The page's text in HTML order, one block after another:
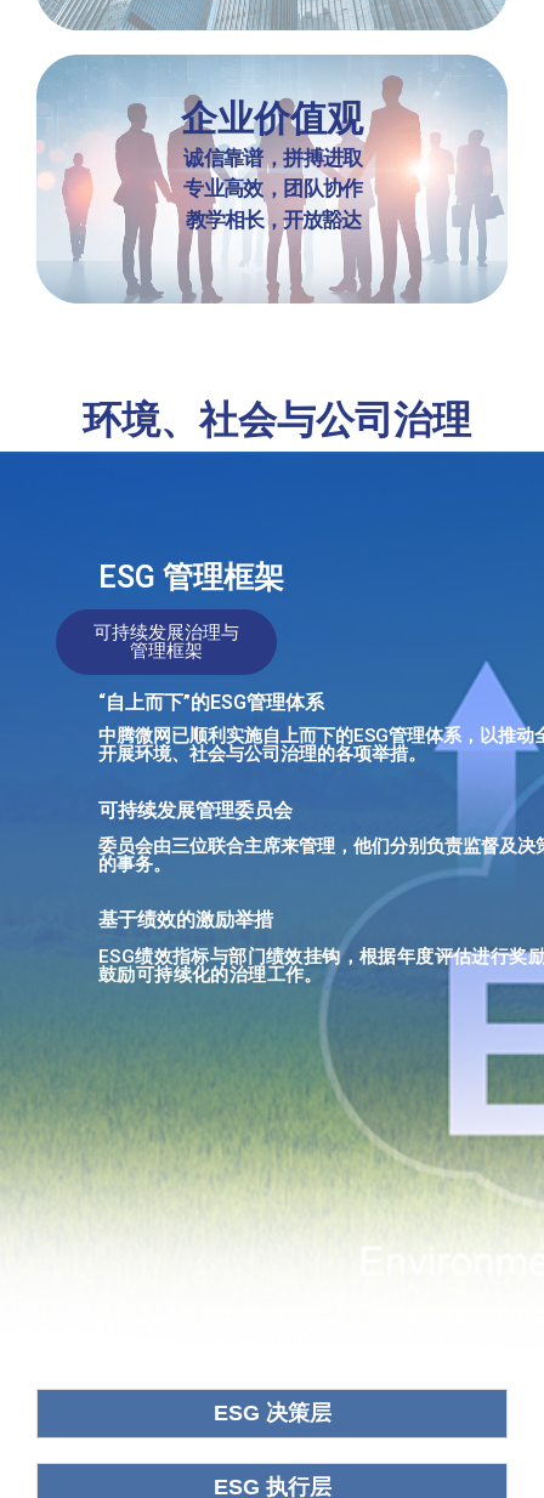
企业价值观
诚信靠谱，拼搏进取
专业高效，团队协作
教学相长，开放豁达
可持续发展治理与
管理框架
环境、社会与公司治理
ESG 管理框架
“自上而下”的ESG管理体系
中腾微网已顺利实施自上而下的ESG管理体系，以推动
开展环境、社会与公司治理的各项举措。
可持续发展管理委员会
委员会由三位联合主席来管理，他们分别负责监督及决
的事务。
基于绩效的激励举措
ESG绩效指标与部门绩效挂钩，根据年度评估进行奖
鼓励可持续化的治理工作。
ESG 决策层
ESG 执行层